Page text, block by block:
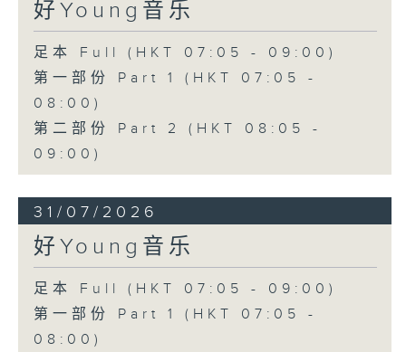
好Young音乐
足本 Full (HKT 07:05 - 09:00)
第一部份 Part 1 (HKT 07:05 -
08:00)
第二部份 Part 2 (HKT 08:05 -
09:00)
31/07/2026
好Young音乐
足本 Full (HKT 07:05 - 09:00)
第一部份 Part 1 (HKT 07:05 -
08:00)